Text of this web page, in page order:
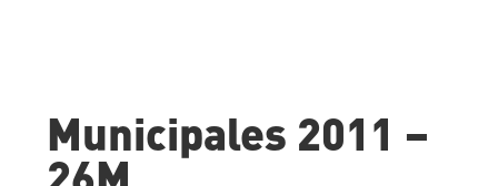
Municipales 2011 –